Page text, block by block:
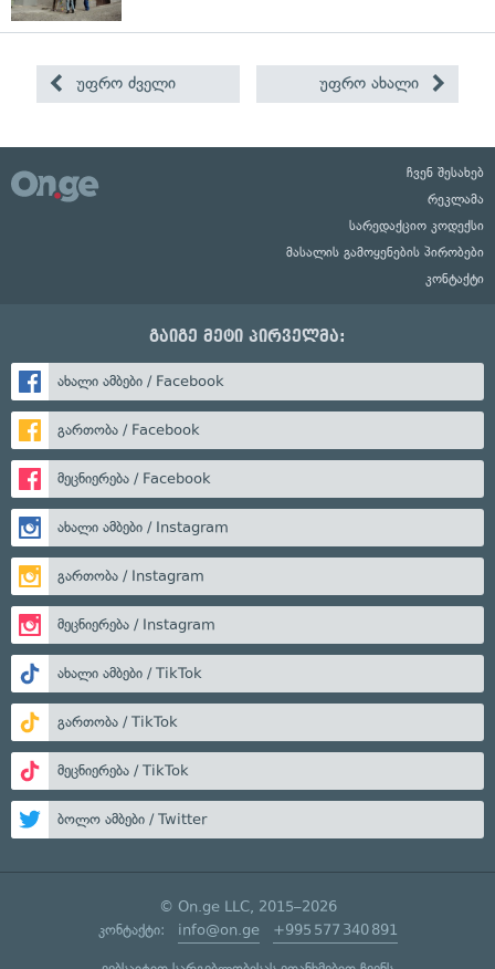
უფრო ძველი უფრო ახალი
ჩვენ შესახებ
რეკლამა
სარედაქციო კოდექსი
მასალის გამოყენების პირობები
კონტაქტი
გაიგე მეტი პირველმა:
ახალი ამბები / Facebook
გართობა / Facebook
მეცნიერება / Facebook
ახალი ამბები / Instagram
გართობა / Instagram
მეცნიერება / Instagram
ახალი ამბები / TikTok
გართობა / TikTok
მეცნიერება / TikTok
ბოლო ამბები / Twitter
© On.ge LLC, 2015–2026
კონტაქტი: info@on.ge +995 577 340 891